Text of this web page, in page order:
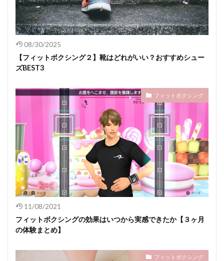
08/30/2025
【フィットボクシング２】靴はどれがいい？おすすめシュー
ズBEST3
フィットボクシング
11/08/2021
フィットボクシングの効果はいつから実感できたか【３ヶ月
の体験まとめ】
フィットボクシング